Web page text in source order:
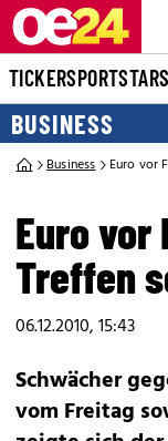
TICKERSPORTSTARS
BUSINESS
Business Euro vor
Euro vor
Treffen
06.12.2010, 15:43
Schwächer
vom Freitag